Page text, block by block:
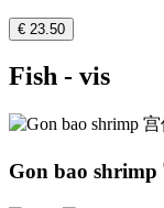
€ 23.50
Fish - vis
Gon bao